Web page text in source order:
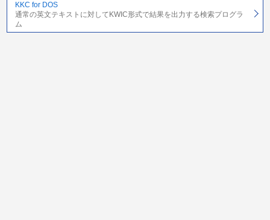
KKC for DOS
通常の英文テキストに対してKWIC形式で結果を出力する検索プログラ
ム